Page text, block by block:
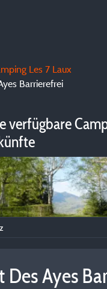
Les 7 Laux
Barrierefrei
verfügbare
Des Ayes